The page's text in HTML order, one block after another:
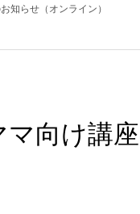
知らせ（オンライン）
向け講